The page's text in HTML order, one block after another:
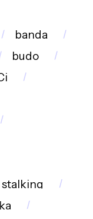
banda
budo
stalking